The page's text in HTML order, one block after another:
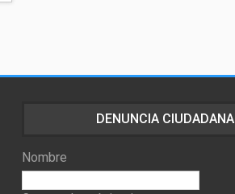
DENUNCIA CIUDADANA
Nombre